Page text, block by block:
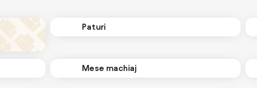
Paturi
Mese machiaj